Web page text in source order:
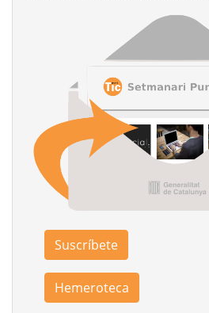
Suscríbete
Hemeroteca